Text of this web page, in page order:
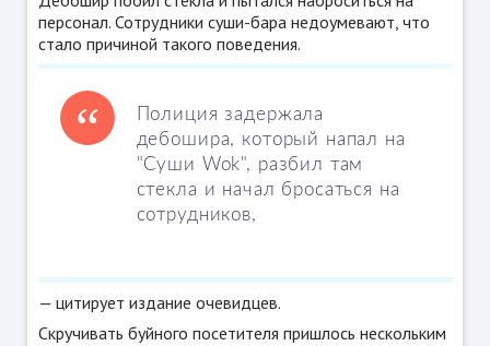
персонал. Сотрудники суши-бара недоумевают, что
стало причиной такого поведения.
Полиция задержала
дебошира, который напал на
"Суши Wok", разбил там
стекла и начал бросаться на
сотрудников,
— цитирует издание очевидцев.
Скручивать буйного посетителя пришлось нескольким